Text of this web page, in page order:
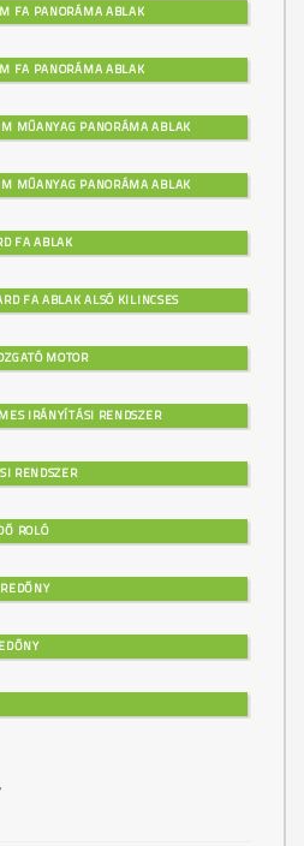
FA PANORÁMA ABLAK
FA PANORÁMA ABLAK
MŰANYAG PANORÁMA ABLAK
MŰANYAG PANORÁMA ABLAK
FA ABLAK
FA ABLAK ALSÓ KILINCSES
MOTOR
IRÁNYÍTÁSI RENDSZER
RENDSZER
ROLÓ